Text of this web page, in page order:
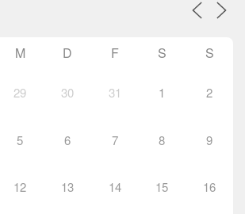
M D F S S
29 30 31 1 2
5 6 7 8 9
12 13 14 15 16